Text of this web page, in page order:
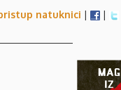
natuknici | |